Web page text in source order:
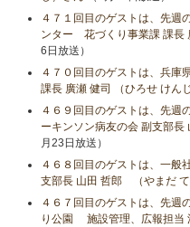
４７１回目のゲストは、先週
ンター 花づくり事業課 課長
6日放送）
４７０回目のゲストは、兵
課長 廣瀬 健司 （ひろせ けん
４６９回目のゲストは、先週
ーキンソン病友の会 副支部
月23日放送）
４６８回目のゲストは、一般
支部長 山田 哲郎 （やまだ
４６７回目のゲストは、先週
り公園 施設管理、広報担